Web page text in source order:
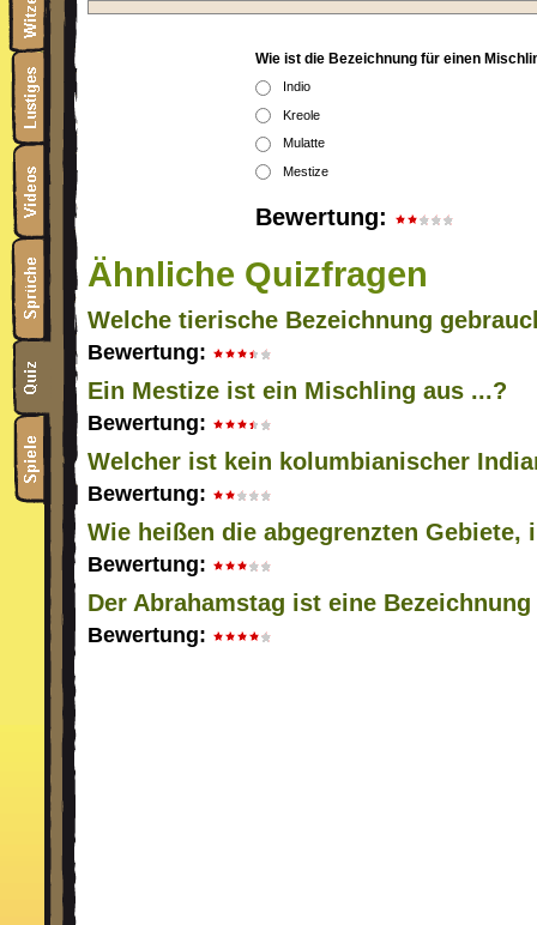
Wie ist die Bezeichnung für einen
Indio
Kreole
Mulatte
Mestize
Bewertung:
Ähnliche Quizfragen
Welche tierische Bezeichnung
Bewertung:
Ein Mestize ist ein Mischling aus ...?
Bewertung:
Welcher ist kein kolumbianischer
Bewertung:
Wie heißen die abgegrenzten
Bewertung:
Der Abrahamstag ist eine
Bewertung: